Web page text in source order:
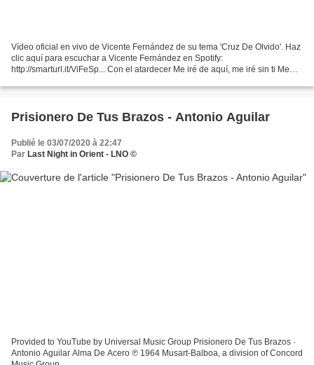
Vídeo oficial en vivo de Vicente Fernández de su tema 'Cruz De Olvido'. Haz
clic aquí para escuchar a Vicente Fernández en Spotify:
http://smarturl.it/ViFeSp... Con el atardecer Me iré de aquí, me iré sin ti Me
Prisionero De Tus Brazos - Antonio Aguilar
Publié le 03/07/2020 à 22:47
Par Last Night in Orient - LNO ©
Provided to YouTube by Universal Music Group Prisionero De Tus Brazos ·
Antonio Aguilar Alma De Acero ℗ 1964 Musart-Balboa, a division of Concord